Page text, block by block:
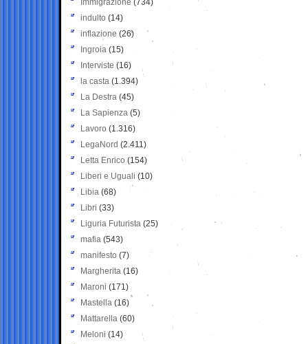
Immigrazione (734)
indulto (14)
inflazione (26)
Ingroia (15)
Interviste (16)
la casta (1.394)
La Destra (45)
La Sapienza (5)
Lavoro (1.316)
LegaNord (2.411)
Letta Enrico (154)
Liberi e Uguali (10)
Libia (68)
Libri (33)
Liguria Futurista (25)
mafia (543)
manifesto (7)
Margherita (16)
Maroni (171)
Mastella (16)
Mattarella (60)
Meloni (14)